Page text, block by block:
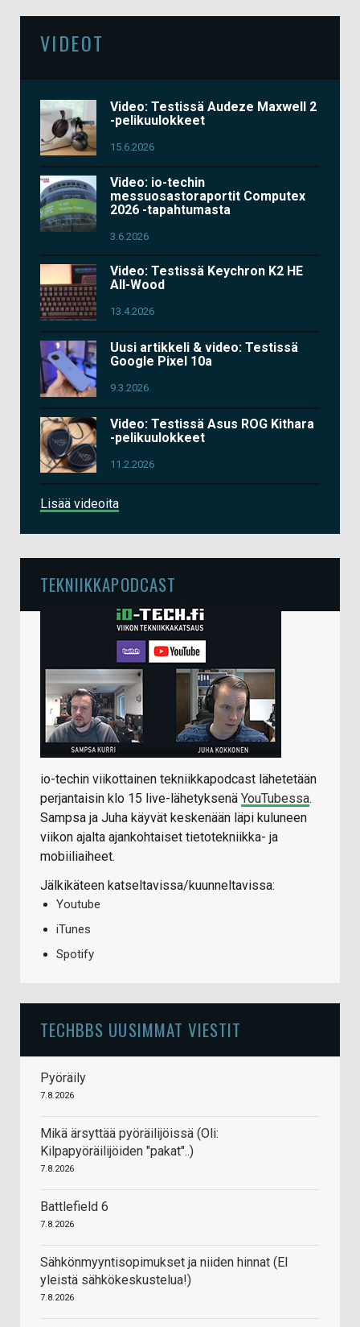
VIDEOT
Video: Testissä Audeze Maxwell 2
-pelikuulokkeet
15.6.2026
Video: io-techin
messuosastoraportit Computex
2026 -tapahtumasta
3.6.2026
Video: Testissä Keychron K2 HE
All-Wood
13.4.2026
Uusi artikkeli & video: Testissä
Google Pixel 10a
9.3.2026
Video: Testissä Asus ROG Kithara
-pelikuulokkeet
11.2.2026
Lisää videoita
TEKNIIKKAPODCAST
io-techin viikottainen tekniikkapodcast lähetetään
perjantaisin klo 15 live-lähetyksenä YouTubessa.
Sampsa ja Juha käyvät keskenään läpi kuluneen
viikon ajalta ajankohtaiset tietotekniikka- ja
mobiiliaiheet.
Jälkikäteen katseltavissa/kuunneltavissa:
Youtube
iTunes
Spotify
TECHBBS UUSIMMAT VIESTIT
Pyöräily
7.8.2026
Mikä ärsyttää pyöräilijöissä (Oli:
Kilpapyöräilijöiden "pakat"..)
7.8.2026
Battlefield 6
7.8.2026
Sähkönmyyntisopimukset ja niiden hinnat (EI
yleistä sähkökeskustelua!)
7.8.2026